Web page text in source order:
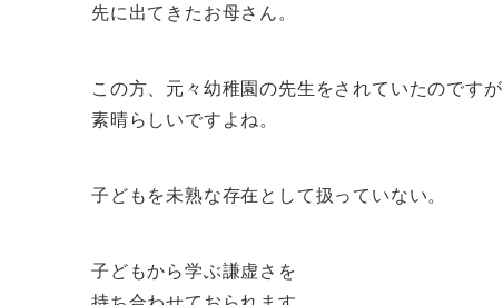
先に出てきたお母さん。
この方、元々幼稚園の先生をされていたのですが
素晴らしいですよね。
子どもを未熟な存在として扱っていない。
子どもから学ぶ謙虚さを